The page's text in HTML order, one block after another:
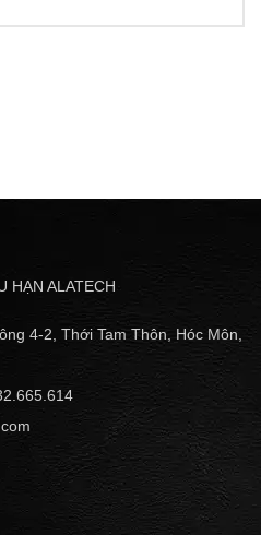
HẠN ALATECH
4-2, Thới Tam Thôn, Hóc Môn,